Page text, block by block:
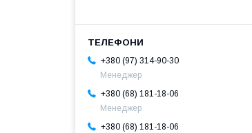
+380 (97) 314-90-30
Менеджер
+380 (68) 181-18-06
Менеджер
+380 (68) 181-18-06